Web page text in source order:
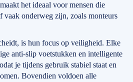
het ideaal voor mensen die
vaak onderweg zijn, zoals monteurs
is hun focus op veiligheid. Elke
anti-slip voetstukken en intelligente
je tijdens gebruik stabiel staat en
Bovendien voldoen alle